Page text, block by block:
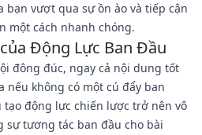
vượt qua sự ồn ào và tiếp cận
một cách nhanh chóng.
Động Lực Ban Đầu
đông đúc, ngay cả nội dung tốt
nếu không có một cú đẩy ban
tạo động lực chiến lược trở nên vô
sự tương tác ban đầu cho bài